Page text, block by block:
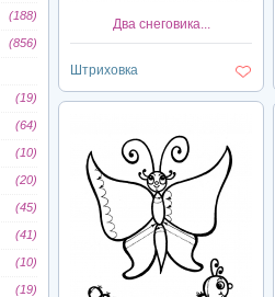
(188)
(856)
(19)
(64)
(10)
(20)
(45)
(41)
(10)
(19)
Два снеговика...
Штриховка